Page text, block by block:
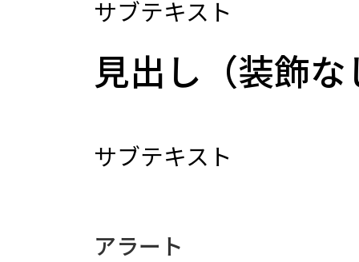
サブテキスト
見出し（装飾な
サブテキスト
アラート